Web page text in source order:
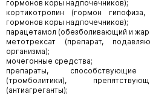
гормонов коры надпочечников);
кортикотропин (гормон
гормонов коры надпочечников);
парацетамол (обезболивающий и
метотрексат (препарат,
организма);
мочегонные средства;
препараты,
(тромболитики),
(антиагреганты);